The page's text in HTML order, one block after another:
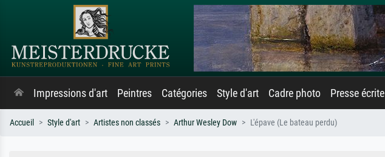
Impressions d'art Peintres Catégories Style d'art Cadre photo Presse écrite
Accueil Style d'art Artistes non classés Arthur Wesley Dow L'épave (Le bateau perdu)